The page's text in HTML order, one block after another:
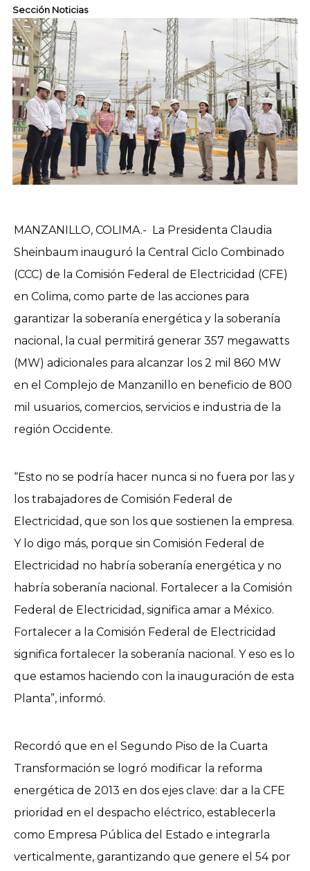
Sección Noticias
MANZANILLO, COLIMA.- La Presidenta Claudia
Sheinbaum inauguró la Central Ciclo Combinado
(CCC) de la Comisión Federal de Electricidad (CFE)
en Colima, como parte de las acciones para
garantizar la soberanía energética y la soberanía
nacional, la cual permitirá generar 357 megawatts
(MW) adicionales para alcanzar los 2 mil 860 MW
en el Complejo de Manzanillo en beneficio de 800
mil usuarios, comercios, servicios e industria de la
región Occidente.
“Esto no se podría hacer nunca si no fuera por las y
los trabajadores de Comisión Federal de
Electricidad, que son los que sostienen la empresa.
Y lo digo más, porque sin Comisión Federal de
Electricidad no habría soberanía energética y no
habría soberanía nacional. Fortalecer a la Comisión
Federal de Electricidad, significa amar a México.
Fortalecer a la Comisión Federal de Electricidad
significa fortalecer la soberanía nacional. Y eso es lo
que estamos haciendo con la inauguración de esta
Planta”, informó.
Recordó que en el Segundo Piso de la Cuarta
Transformación se logró modificar la reforma
energética de 2013 en dos ejes clave: dar a la CFE
prioridad en el despacho eléctrico, establecerla
como Empresa Pública del Estado e integrarla
verticalmente, garantizando que genere el 54 por